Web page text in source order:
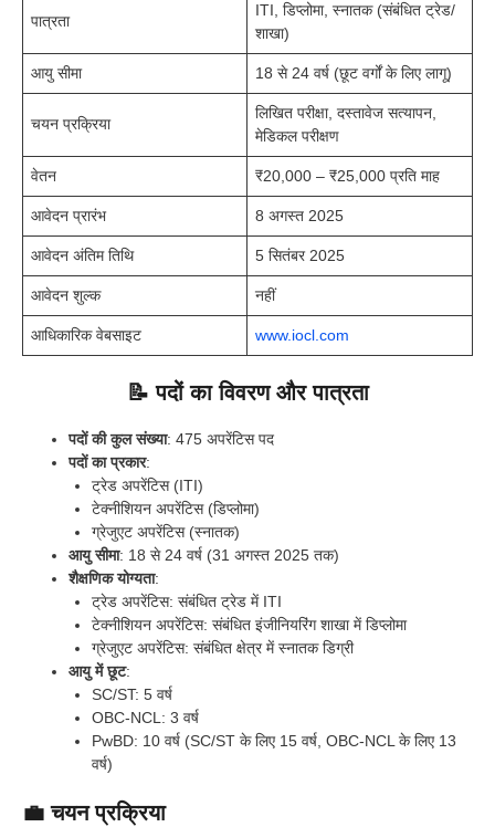
पात्रता
ITI, डिप्लोमा, स्नातक (संबंधित ट्रेड/
शाखा)
आयु सीमा 18 से 24 वर्ष (छूट वर्गों के लिए लागू)
चयन प्रक्रिया
लिखित परीक्षा, दस्तावेज सत्यापन,
मेडिकल परीक्षण
वेतन ₹20,000 – ₹25,000 प्रति माह
आवेदन प्रारंभ 8 अगस्त 2025
आवेदन अंतिम तिथि 5 सितंबर 2025
आवेदन शुल्क नहीं
आधिकारिक वेबसाइट www.iocl.com
📝 पदों का विवरण और पात्रता
पदों की कुल संख्या: 475 अपरेंटिस पद
पदों का प्रकार:
ट्रेड अपरेंटिस (ITI)
टेक्नीशियन अपरेंटिस (डिप्लोमा)
ग्रेजुएट अपरेंटिस (स्नातक)
आयु सीमा: 18 से 24 वर्ष (31 अगस्त 2025 तक)
शैक्षणिक योग्यता:
ट्रेड अपरेंटिस: संबंधित ट्रेड में ITI
टेक्नीशियन अपरेंटिस: संबंधित इंजीनियरिंग शाखा में डिप्लोमा
ग्रेजुएट अपरेंटिस: संबंधित क्षेत्र में स्नातक डिग्री
आयु में छूट:
SC/ST: 5 वर्ष
OBC-NCL: 3 वर्ष
PwBD: 10 वर्ष (SC/ST के लिए 15 वर्ष, OBC-NCL के लिए 13
वर्ष)
💼 चयन प्रक्रिया